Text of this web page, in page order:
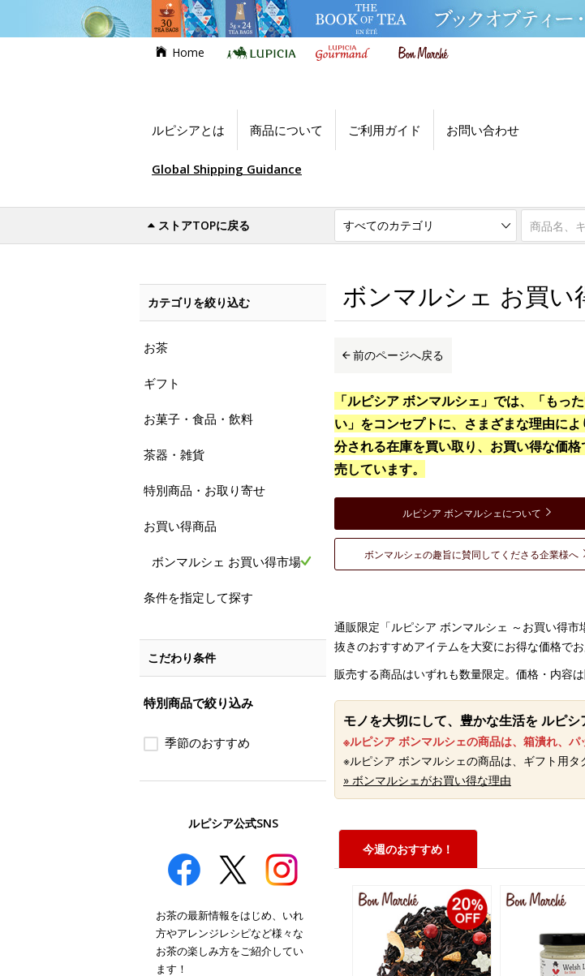
Home
ルピシアとは 商品について ご利用ガイド お問い合わせ
Global Shipping Guidance
ストアTOPに戻る
世界のお茶専門店ルピシア お買い得商品 ボンマルシェ お買い得市場
ボンマルシェ お買い
前のページへ戻る
「ルピシア ボンマルシェ」では、「もっ
い」をコンセプトに、さまざまな理由によ
分される在庫を買い取り、お買い得な価格
売しています。
ルピシア ボンマルシェについて
ボンマルシェの趣旨に賛同してくださる企業様へ
通販限定「ルピシア ボンマルシェ ～お買い得
抜きのおすすめアイテムを大変にお得な価格でお
販売する商品はいずれも数量限定。価格・内容
モノを大切にして、豊かな生活を ルピシ
※ルピシア ボンマルシェの商品は、箱潰れ、
※ルピシア ボンマルシェの商品は、ギフト用タ
» ボンマルシェがお買い得な理由
今週のおすすめ！
カテゴリを絞り込む
お茶
ギフト
お菓子・食品・飲料
茶器・雑貨
特別商品・お取り寄せ
お買い得商品
ボンマルシェ お買い得市場
条件を指定して探す
こだわり条件
特別商品で絞り込み
季節のおすすめ
ルピシア公式SNS
お茶の最新情報をはじめ、いれ
方やアレンジレシピなど様々な
お茶の楽しみ方をご紹介してい
ます！